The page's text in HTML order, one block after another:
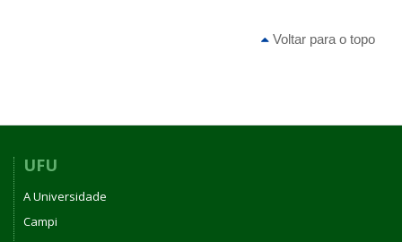
Voltar para o topo
UFU
A Universidade
Campi